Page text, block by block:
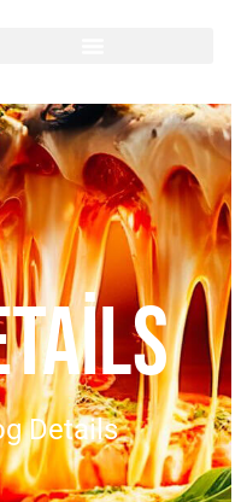
Details